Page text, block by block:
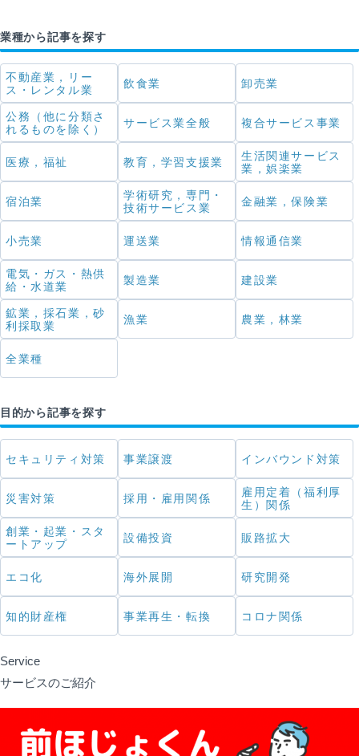
業種から記事を探す
不動産業，リー
ス・レンタル業
飲食業 卸売業
公務（他に分類さ
れるものを除く）
サービス業全般 複合サービス事業
医療，福祉 教育，学習支援業
生活関連サービス
業，娯楽業
宿泊業
学術研究，専門・
技術サービス業
金融業，保険業
小売業 運送業 情報通信業
電気・ガス・熱供
給・水道業
製造業 建設業
鉱業，採石業，砂
利採取業
漁業 農業，林業
全業種
目的から記事を探す
セキュリティ対策 事業譲渡 インバウンド対策
災害対策 採用・雇用関係
雇用定着（福利厚
生）関係
創業・起業・スタ
ートアップ
設備投資 販路拡大
エコ化 海外展開 研究開発
知的財産権 事業再生・転換 コロナ関係
Service
サービスのご紹介